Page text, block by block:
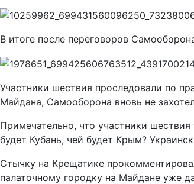
В итоге после переговоров
Участники шествия проследовали по
Майдана, Самооборона вновь не
Примечательно, что участники
будет Кубань, чей будет Крым?
Стычку на Крещатике
палаточному городку на Майдане уже